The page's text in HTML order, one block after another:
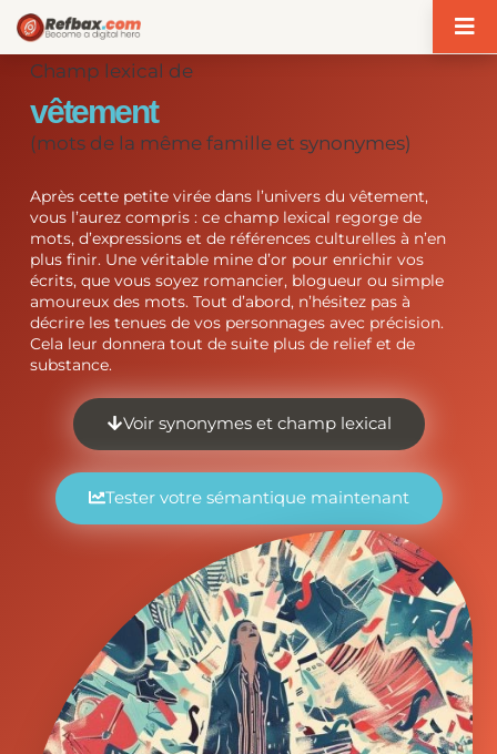
Champ lexical de
vêtement
(mots de la même famille et synonymes)
Après cette petite virée dans l’univers du vêtement,
vous l’aurez compris : ce champ lexical regorge de
mots, d’expressions et de références culturelles à n’en
plus finir. Une véritable mine d’or pour enrichir vos
écrits, que vous soyez romancier, blogueur ou simple
amoureux des mots. Tout d’abord, n’hésitez pas à
décrire les tenues de vos personnages avec précision.
Cela leur donnera tout de suite plus de relief et de
substance.
Voir synonymes et champ lexical
Tester votre sémantique maintenant
Panneau de gestion des cookies